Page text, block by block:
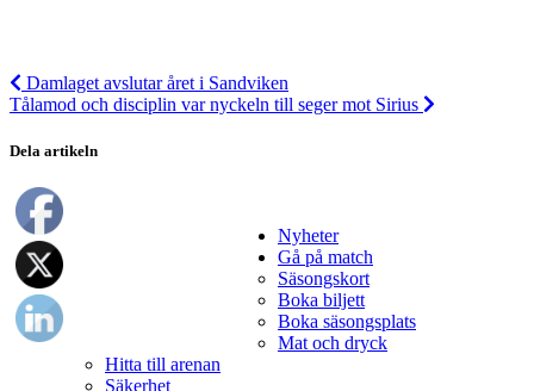
Damlaget avslutar året i Sandviken
Tålamod och disciplin var nyckeln till seger mot Sirius
Dela artikeln
Nyheter
Gå på match
Säsongskort
Boka biljett
Boka säsongsplats
Mat och dryck
Hitta till arenan
Säkerhet